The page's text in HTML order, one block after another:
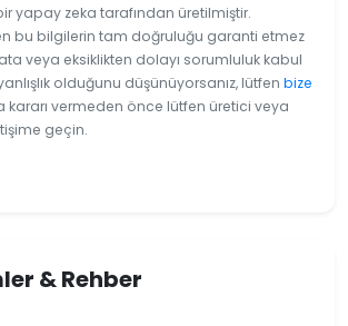
yapay zeka tarafından üretilmiştir.
bu bilgilerin tam doğruluğu garanti etmez
veya eksiklikten dolayı sorumluluk kabul
olduğunu düşünüyorsanız, lütfen bize
kararı vermeden önce lütfen üretici veya
geçin.
& Rehber